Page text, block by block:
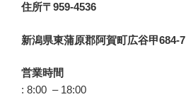
住所〒959-4536
新潟県東蒲原郡阿賀町広谷甲684-7
営業時間
: 8:00 – 18:00